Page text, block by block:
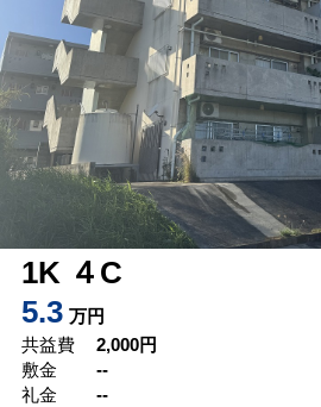
1K ４C
5.3 万円
共益費
2,000円
敷金
--
礼金
--